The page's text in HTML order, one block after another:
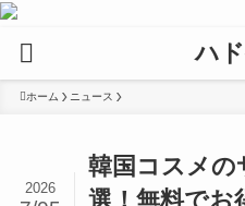
ハ
ホーム ニュース
韓国コスメの
選！無料でお
2026